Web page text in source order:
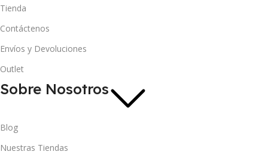
Tienda
Contáctenos
Envíos y Devoluciones
Outlet
Sobre Nosotros
Blog
Nuestras Tiendas